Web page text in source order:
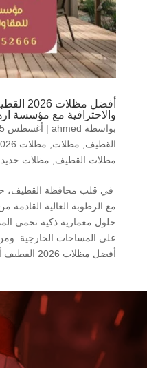
أفضل
والاحترافية مع مؤسسة
بواسطة ahmed
| أغسطس 15, 2025
القطيف, مظلات, مظلات 2026
مظلات القطيف, مظلات حديد 2026
في قلب محافظة القطيف،
مع الرطوبة العالية القادمة
حلول معمارية ذكية تحمي
على المساحات الخارجية.
أفضل مظلات 2026 القطيف أصبحت خيارًا لا غنى عنه لكل...